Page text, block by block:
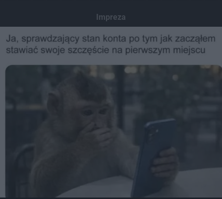
Impreza